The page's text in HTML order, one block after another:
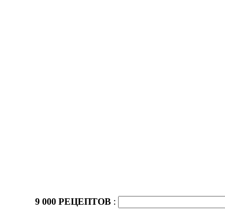
9 000 РЕЦЕПТОВ :